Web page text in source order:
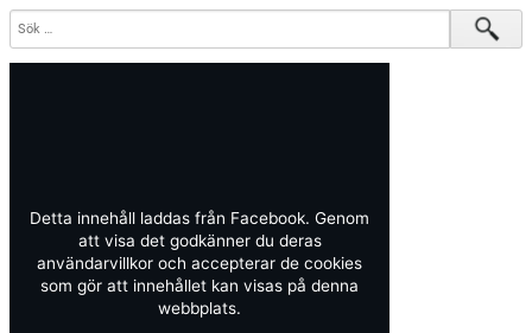
Detta innehåll laddas från Facebook. Genom
att visa det godkänner du deras
användarvillkor och accepterar de cookies
som gör att innehållet kan visas på denna
webbplats.